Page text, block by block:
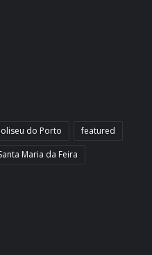
do Porto
featured
Maria da Feira